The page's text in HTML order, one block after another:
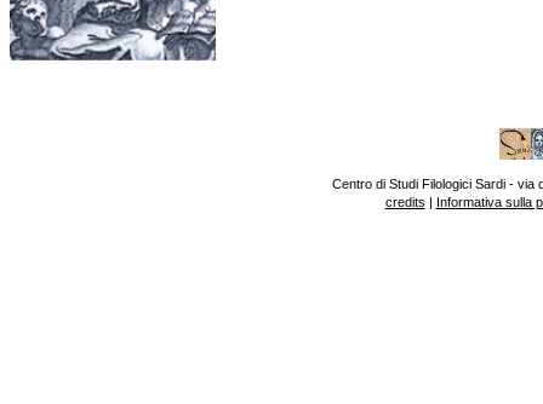
Centro di Studi Filologici Sardi - via
credits | Informativa sulla